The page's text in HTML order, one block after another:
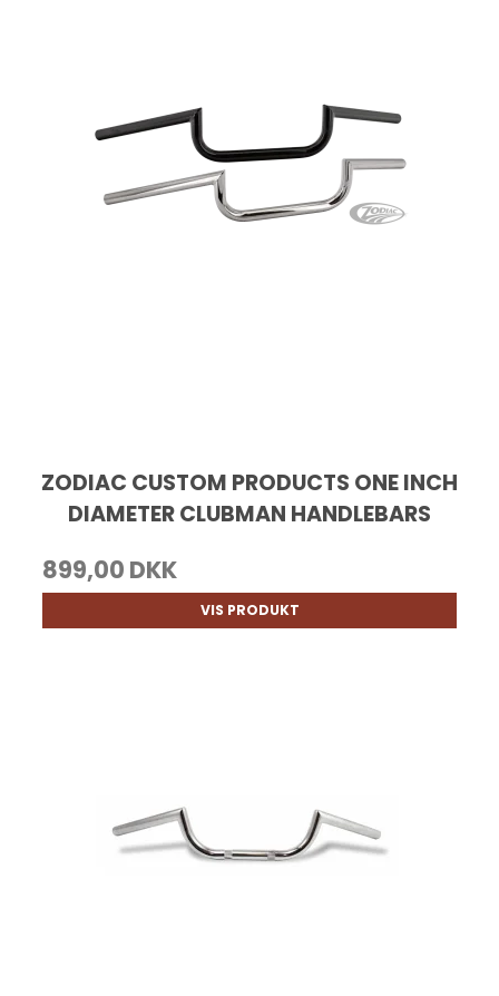
ZODIAC CUSTOM PRODUCTS ONE INCH
DIAMETER CLUBMAN HANDLEBARS
899,00 DKK
VIS PRODUKT